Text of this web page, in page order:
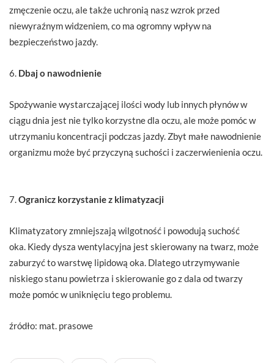
zmęczenie oczu, ale także uchronią nasz wzrok przed
niewyraźnym widzeniem, co ma ogromny wpływ na
bezpieczeństwo jazdy.
6. Dbaj o nawodnienie
Spożywanie wystarczającej ilości wody lub innych płynów w
ciągu dnia jest nie tylko korzystne dla oczu, ale może pomóc w
utrzymaniu koncentracji podczas jazdy. Zbyt małe nawodnienie
organizmu może być przyczyną suchości i zaczerwienienia oczu.
7. Ogranicz korzystanie z klimatyzacji
Klimatyzatory zmniejszają wilgotność i powodują suchość
oka. Kiedy dysza wentylacyjna jest skierowany na twarz, może
zaburzyć to warstwę lipidową oka. Dlatego utrzymywanie
niskiego stanu powietrza i skierowanie go z dala od twarzy
może pomóc w uniknięciu tego problemu.
źródło: mat. prasowe